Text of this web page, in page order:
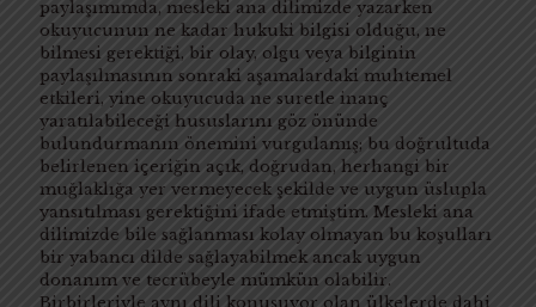
paylaşımımda, mesleki ana dilimizde yazarken
okuyucunun ne kadar hukuki bilgisi olduğu, ne
bilmesi gerektiği, bir olay, olgu veya bilginin
paylaşılmasının sonraki aşamalardaki muhtemel
etkileri, yine okuyucuda ne suretle inanç
yaratılabileceği hususlarını göz önünde
bulundurmanın önemini vurgulamış; bu doğrultuda
belirlenen içeriğin açık, doğrudan, herhangi bir
muğlaklığa yer vermeyecek şekilde ve uygun üslupla
yansıtılması gerektiğini ifade etmiştim. Mesleki ana
dilimizde bile sağlanması kolay olmayan bu koşulları
bir yabancı dilde sağlayabilmek ancak uygun
donanım ve tecrübeyle mümkün olabilir.
Birbirleriyle aynı dili konuşuyor olan ülkelerde dahi